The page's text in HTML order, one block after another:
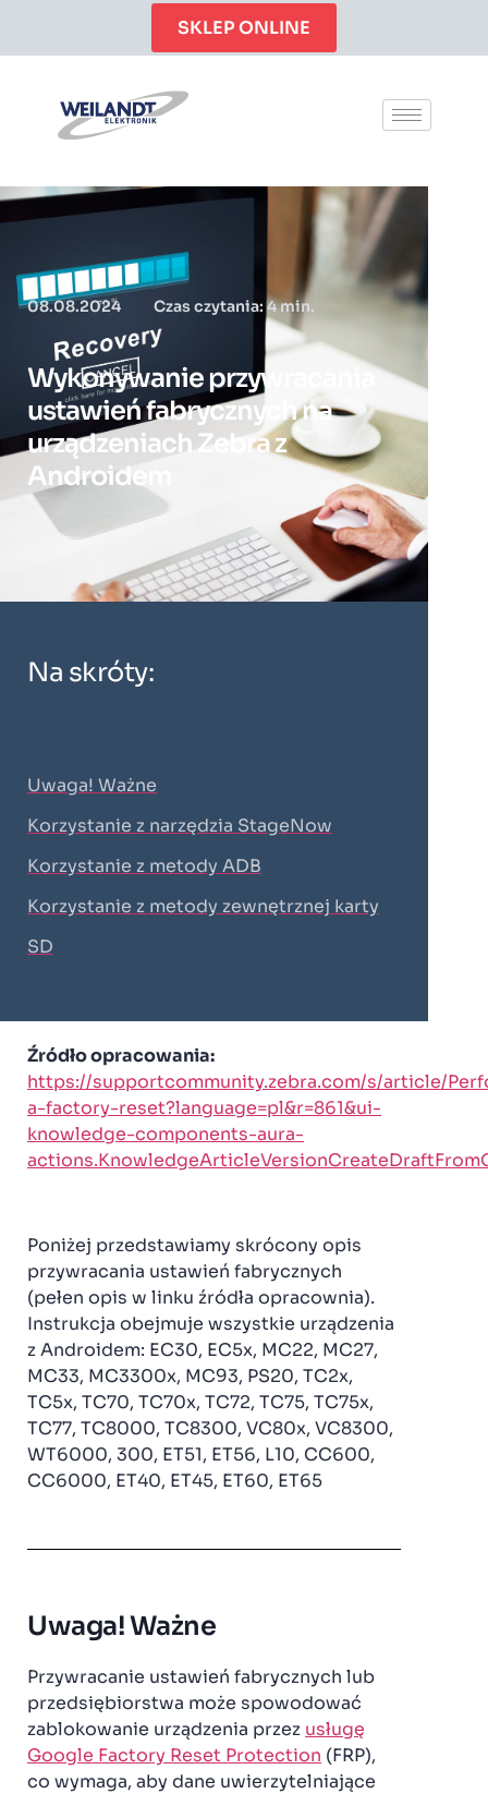
SKLEP ONLINE
08.08.2024 Czas czytania: 4 min.
Wykonywanie przywracania
ustawień fabrycznych na
urządzeniach Zebra z
Androidem
Na skróty:
Uwaga! Ważne
Korzystanie z narzędzia StageNow
Korzystanie z metody ADB
Korzystanie z metody zewnętrznej karty
SD
Źródło opracowania:
https://supportcommunity.zebra.com/s/article/
a-factory-reset?language=pl&r=861&ui-
knowledge-components-aura-
Poniżej przedstawiamy skrócony opis
przywracania ustawień fabrycznych
(pełen opis w linku źródła opracownia).
Instrukcja obejmuje wszystkie urządzenia
z Androidem: EC30, EC5x, MC22, MC27,
MC33, MC3300x, MC93, PS20, TC2x,
TC5x, TC70, TC70x, TC72, TC75, TC75x,
TC77, TC8000, TC8300, VC80x, VC8300,
WT6000, 300, ET51, ET56, L10, CC600,
CC6000, ET40, ET45, ET60, ET65
Uwaga! Ważne
Przywracanie ustawień fabrycznych lub
przedsiębiorstwa może spowodować
zablokowanie urządzenia przez usługę
Google Factory Reset Protection (FRP),
co wymaga, aby dane uwierzytelniające